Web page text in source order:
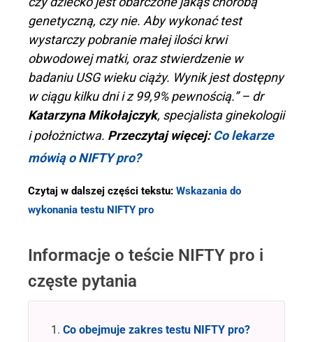
genetyczną, czy nie. Aby wykonać test
wystarczy pobranie małej ilości krwi
obwodowej matki, oraz stwierdzenie w
badaniu USG wieku ciąży. Wynik jest dostępny
w ciągu kilku dni i z 99,9% pewnością.” – dr
Katarzyna Mikołajczyk, specjalista ginekologii
i położnictwa. Przeczytaj więcej: Co lekarze
mówią o NIFTY pro?
Czytaj w dalszej części tekstu: Wskazania do
wykonania testu NIFTY pro
Informacje o teście NIFTY pro i
częste pytania
Co obejmuje zakres testu NIFTY pro?